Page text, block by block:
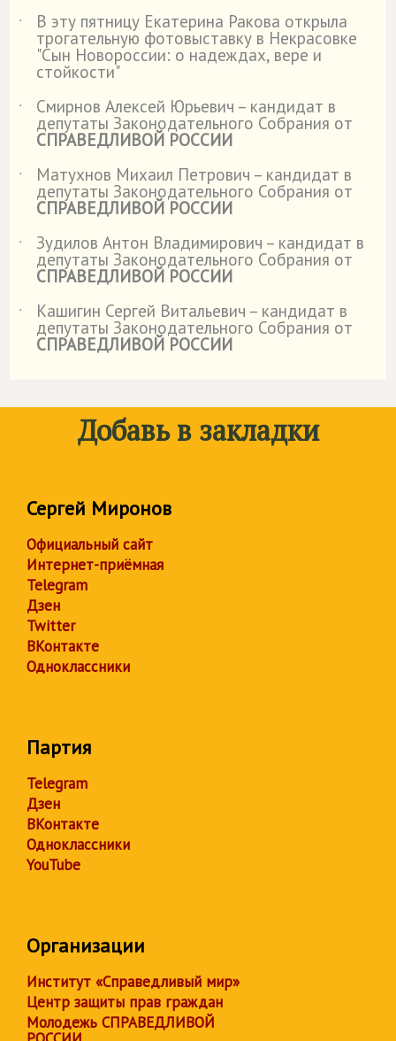
˙ В эту пятницу Екатерина Ракова открыла
трогательную фотовыставку в Некрасовке
"Сын Новороссии: о надеждах, вере и
стойкости"
˙
Смирнов Алексей Юрьевич – кандидат в
депутаты Законодательного Собрания от
СПРАВЕДЛИВОЙ РОССИИ
˙
Матухнов Михаил Петрович – кандидат в
депутаты Законодательного Собрания от
СПРАВЕДЛИВОЙ РОССИИ
˙
Зудилов Антон Владимирович – кандидат в
депутаты Законодательного Собрания от
СПРАВЕДЛИВОЙ РОССИИ
˙
Кашигин Сергей Витальевич – кандидат в
депутаты Законодательного Собрания от
СПРАВЕДЛИВОЙ РОССИИ
Добавь в закладки
Сергей Миронов
Официальный сайт
Интернет-приёмная
Telegram
Дзен
Twitter
ВКонтакте
Одноклассники
Партия
Telegram
Дзен
ВКонтакте
Одноклассники
YouTube
Организации
Институт «Справедливый мир»
Центр защиты прав граждан
Молодежь СПРАВЕДЛИВОЙ